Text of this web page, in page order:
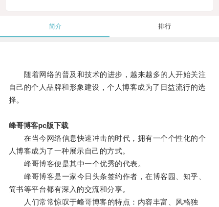
简介 排行
随着网络的普及和技术的进步，越来越多的人开始关注
自己的个人品牌和形象建设，个人博客成为了日益流行的选
择。
峰哥博客pc版下载
在当今网络信息快速冲击的时代，拥有一个个性化的个
人博客成为了一种展示自己的方式。
峰哥博客便是其中一个优秀的代表。
峰哥博客是一家今日头条签约作者，在博客园、知乎、
简书等平台都有深入的交流和分享。
人们常常惊叹于峰哥博客的特点：内容丰富、风格独